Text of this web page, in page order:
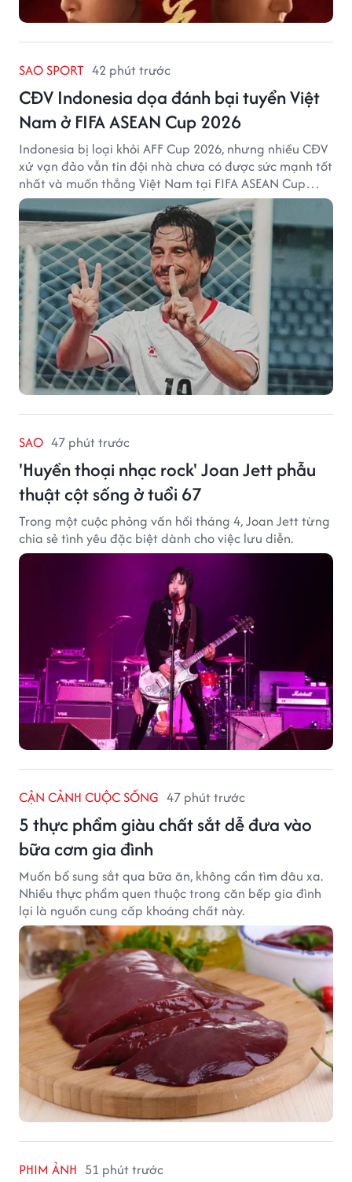
SAO SPORT 42 phút trước
CĐV Indonesia dọa đánh bại tuyển Việt
Nam ở FIFA ASEAN Cup 2026
Indonesia bị loại khỏi AFF Cup 2026, nhưng nhiều CĐV
xứ vạn đảo vẫn tin đội nhà chưa có được sức mạnh tốt
nhất và muốn thắng Việt Nam tại FIFA ASEAN Cup
2026.
SAO 47 phút trước
'Huyền thoại nhạc rock' Joan Jett phẫu
thuật cột sống ở tuổi 67
Trong một cuộc phỏng vấn hồi tháng 4, Joan Jett từng
chia sẻ tình yêu đặc biệt dành cho việc lưu diễn.
CẬN CẢNH CUỘC SỐNG 47 phút trước
5 thực phẩm giàu chất sắt dễ đưa vào
bữa cơm gia đình
Muốn bổ sung sắt qua bữa ăn, không cần tìm đâu xa.
Nhiều thực phẩm quen thuộc trong căn bếp gia đình
lại là nguồn cung cấp khoáng chất này.
PHIM ẢNH 51 phút trước